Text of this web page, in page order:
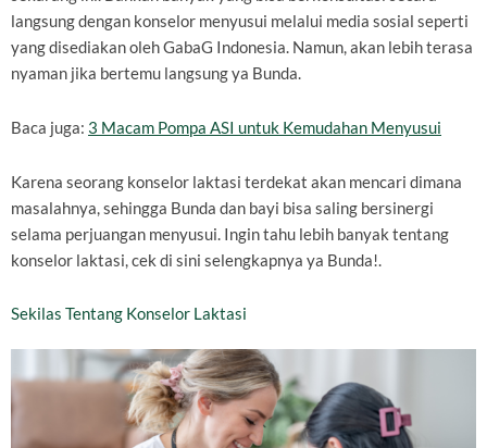
langsung dengan konselor menyusui melalui media sosial seperti
yang disediakan oleh GabaG Indonesia. Namun, akan lebih terasa
nyaman jika bertemu langsung ya Bunda.
Baca juga: 3 Macam Pompa ASI untuk Kemudahan Menyusui
Karena seorang konselor laktasi terdekat akan mencari dimana
masalahnya, sehingga Bunda dan bayi bisa saling bersinergi
selama perjuangan menyusui. Ingin tahu lebih banyak tentang
konselor laktasi, cek di sini selengkapnya ya Bunda!.
Sekilas Tentang Konselor Laktasi